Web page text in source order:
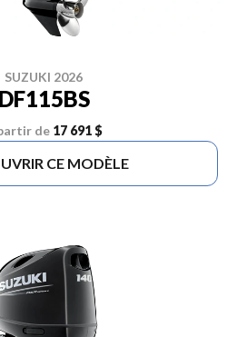
SUZUKI 2026
DF115BS
de 17 691 $
CE MODÈLE